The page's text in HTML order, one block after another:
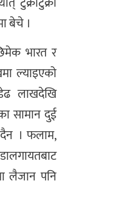
बेचे ।
भारत र
ल्याइएको
लाखदेखि
सामान दुई
। फलाम,
लैजान पनि